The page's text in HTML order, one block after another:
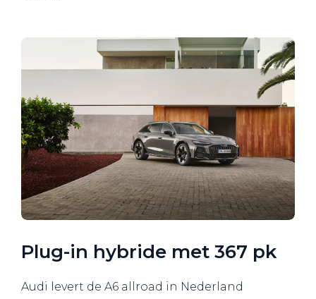
Plug-in hybride met 367 pk
Audi levert de A6 allroad in Nederland